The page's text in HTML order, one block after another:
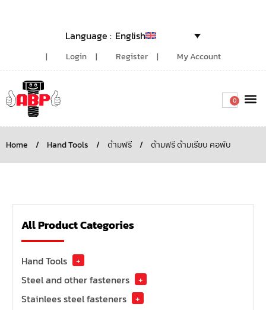
English
Login Register My Account
0
Home / Hand Tools / ด้ามฟรี / ด้ามฟรี ด้ามเรียบ คอพับ
All Product Categories
Hand Tools
+
Steel and other fasteners
+
Stainlees steel fasteners
+